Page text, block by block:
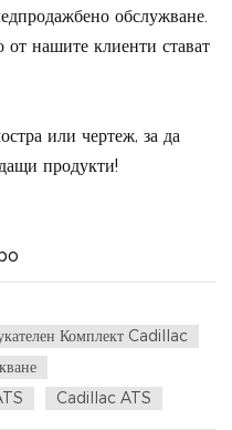
обслужване.
нашите клиенти стават
или чертеж, за да
продукти!
Комплект Cadillac
Cadillac ATS